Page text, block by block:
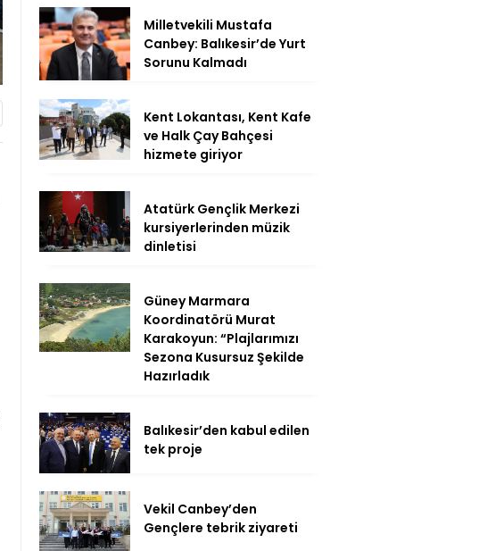
Milletvekili Mustafa
Canbey: Balıkesir’de Yurt
Sorunu Kalmadı
Kent Lokantası, Kent Kafe
ve Halk Çay Bahçesi
hizmete giriyor
Atatürk Gençlik Merkezi
kursiyerlerinden müzik
dinletisi
Güney Marmara
Koordinatörü Murat
Karakoyun: “Plajlarımızı
Sezona Kusursuz Şekilde
Hazırladık
Balıkesir’den kabul edilen
tek proje
Vekil Canbey’den
Gençlere tebrik ziyareti